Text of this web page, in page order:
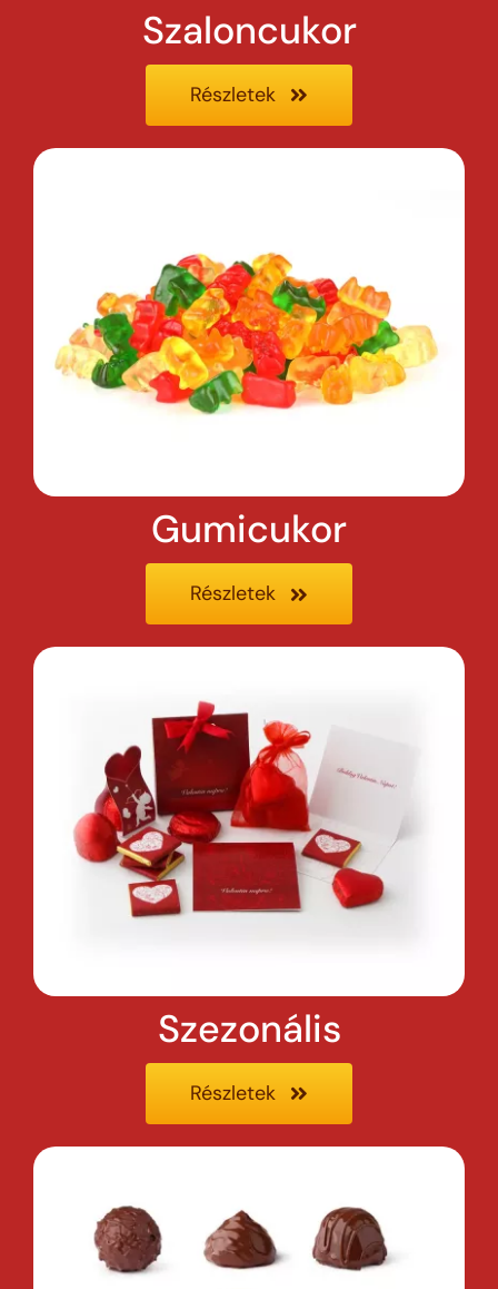
Szaloncukor
Részletek
Gumicukor
Részletek
Szezonális
Részletek